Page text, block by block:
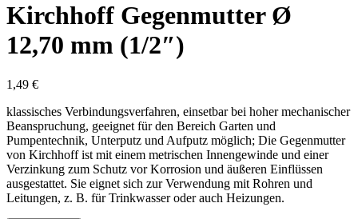
Kirchhoff Gegenmutter Ø
12,70 mm (1/2″)
1,49 €
klassisches Verbindungsverfahren, einsetbar bei hoher mechanischer
Beanspruchung, geeignet für den Bereich Garten und
Pumpentechnik, Unterputz und Aufputz möglich; Die Gegenmutter
von Kirchhoff ist mit einem metrischen Innengewinde und einer
Verzinkung zum Schutz vor Korrosion und äußeren Einflüssen
ausgestattet. Sie eignet sich zur Verwendung mit Rohren und
Leitungen, z. B. für Trinkwasser oder auch Heizungen.